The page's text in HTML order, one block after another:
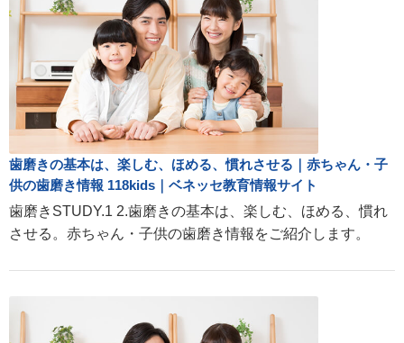
歯磨きの基本は、楽しむ、ほめる、慣れさせる｜赤ちゃん・子
供の歯磨き情報 118kids｜ベネッセ教育情報サイト
歯磨きSTUDY.1 2.歯磨きの基本は、楽しむ、ほめる、慣れ
させる。赤ちゃん・子供の歯磨き情報をご紹介します。